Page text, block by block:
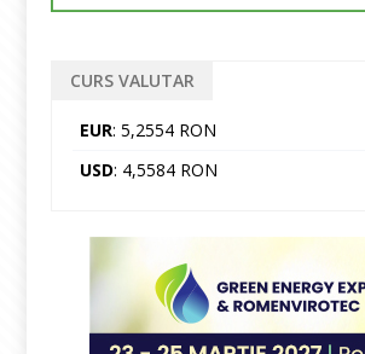
CURS VALUTAR
EUR: 5,2554 RON
USD: 4,5584 RON